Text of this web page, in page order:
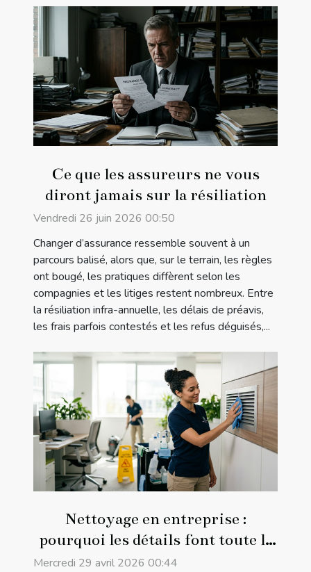
Ce que les assureurs ne vous
diront jamais sur la résiliation
Vendredi 26 juin 2026 00:50
Changer d’assurance ressemble souvent à un
parcours balisé, alors que, sur le terrain, les règles
ont bougé, les pratiques diffèrent selon les
compagnies et les litiges restent nombreux. Entre
la résiliation infra-annuelle, les délais de préavis,
les frais parfois contestés et les refus déguisés,...
Nettoyage en entreprise :
pourquoi les détails font toute la
différence
Mercredi 29 avril 2026 00:44